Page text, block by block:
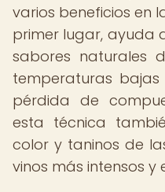
varios beneficios en
primer lugar, ayuda
sabores naturales
temperaturas
pérdida de
esta técnica
color y taninos de
vinos más intensos y